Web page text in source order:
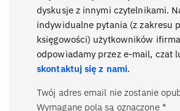
dyskusje z innymi czytelnikami.
indywidualne pytania (z zakresu
księgowości) użytkowników
odpowiadamy przez e-mail, czat
skontaktuj się z nami.
Twój adres email nie zostanie
Wymagane pola są oznaczone *